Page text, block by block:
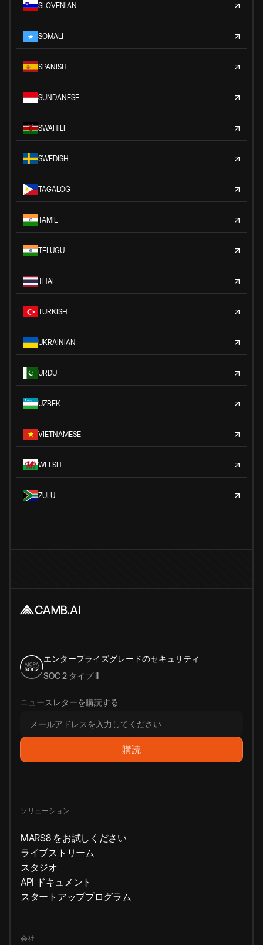
SLOVENIAN
SOMALI
SPANISH
SUNDANESE
SWAHILI
SWEDISH
TAGALOG
TAMIL
TELUGU
THAI
TURKISH
UKRAINIAN
URDU
UZBEK
VIETNAMESE
WELSH
ZULU
エンタープライズグレードのセキュリティ
SOC 2 タイプ II
ニュースレターを購読する
ソリューション
MARS8 をお試しください
ライブストリーム
スタジオ
API ドキュメント
スタートアッププログラム
会社